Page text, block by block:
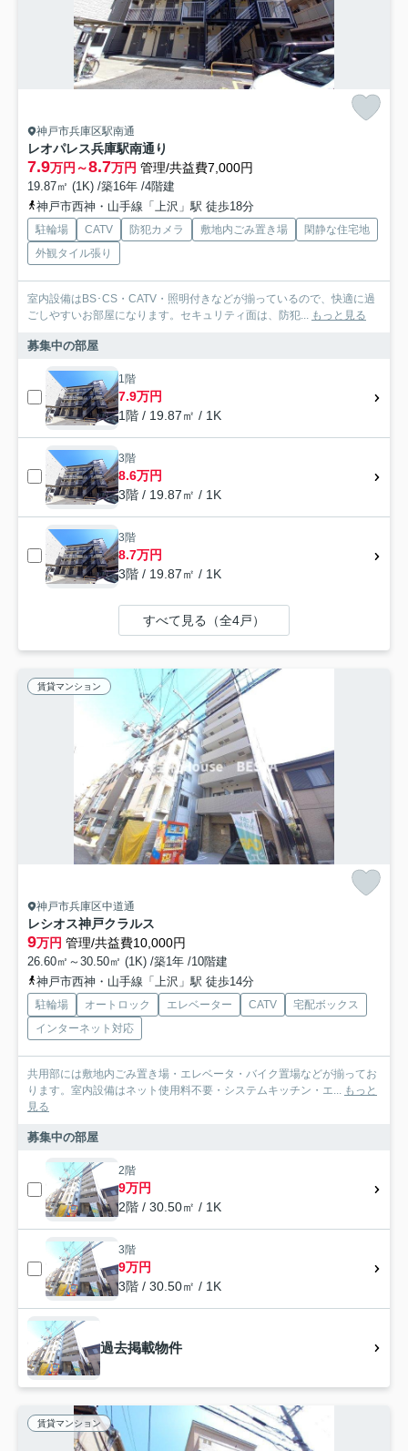
神戸市兵庫区駅南通
レオパレス兵庫駅南通り
7.9万円～8.7万円 管理/共益費7,000円
19.87㎡ (1K) /築16年 /4階建
神戸市西神・山手線「上沢」駅 徒歩18分
駐輪場 CATV 防犯カメラ 敷地内ごみ置き場
閑静な住宅地
外観タイル張り
室内設備はBS･CS・CATV・照明付きなどが揃っているので、快適に過
ごしやすいお部屋になります。セキュリティ面は、防犯... もっと見る
募集中の部屋
1階
7.9万円
1階 / 19.87㎡ / 1K
3階
8.6万円
3階 / 19.87㎡ / 1K
3階
8.7万円
3階 / 19.87㎡ / 1K
すべて見る（全4戸）
賃貸マンション
神戸市兵庫区中道通
レシオス神戸クラルス
9万円 管理/共益費10,000円
26.60㎡～30.50㎡ (1K) /築1年 /10階建
神戸市西神・山手線「上沢」駅 徒歩14分
駐輪場 オートロック エレベーター CATV
宅配ボックス
インターネット対応
共用部には敷地内ごみ置き場・エレベータ・バイク置場などが揃ってお
ります。室内設備はネット使用料不要・システムキッチン・エ... もっと
見る
募集中の部屋
2階
9万円
2階 / 30.50㎡ / 1K
3階
9万円
3階 / 30.50㎡ / 1K
過去掲載物件
賃貸マンション